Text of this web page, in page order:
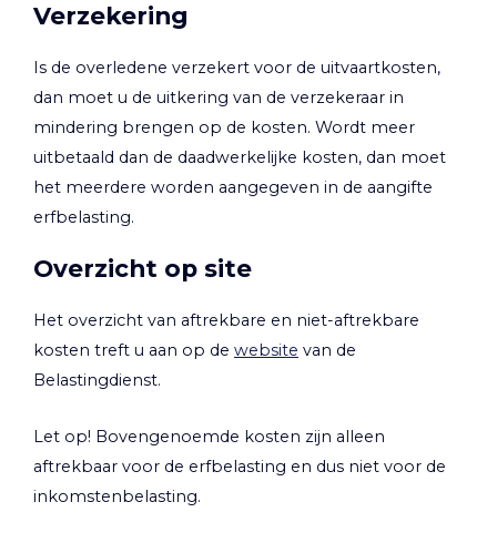
Verzekering
Is de overledene verzekert voor de uitvaartkosten,
dan moet u de uitkering van de verzekeraar in
mindering brengen op de kosten. Wordt meer
uitbetaald dan de daadwerkelijke kosten, dan moet
het meerdere worden aangegeven in de aangifte
erfbelasting.
Overzicht op site
Het overzicht van aftrekbare en niet-aftrekbare
kosten treft u aan op de website van de
Belastingdienst.
Let op! Bovengenoemde kosten zijn alleen
aftrekbaar voor de erfbelasting en dus niet voor de
inkomstenbelasting.